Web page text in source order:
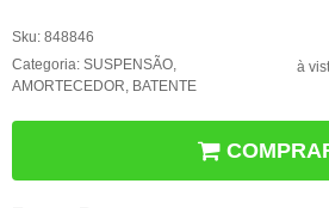
Sku: 848846
Categoria: SUSPENSÃO,
AMORTECEDOR, BATENTE
à